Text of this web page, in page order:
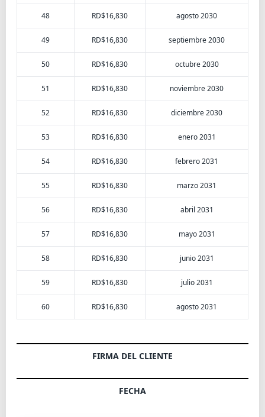
48 RD$16,830 agosto 2030
49 RD$16,830 septiembre 2030
50 RD$16,830 octubre 2030
51 RD$16,830 noviembre 2030
52 RD$16,830 diciembre 2030
53 RD$16,830 enero 2031
54 RD$16,830 febrero 2031
55 RD$16,830 marzo 2031
56 RD$16,830 abril 2031
57 RD$16,830 mayo 2031
58 RD$16,830 junio 2031
59 RD$16,830 julio 2031
60 RD$16,830 agosto 2031
FIRMA DEL CLIENTE
FECHA